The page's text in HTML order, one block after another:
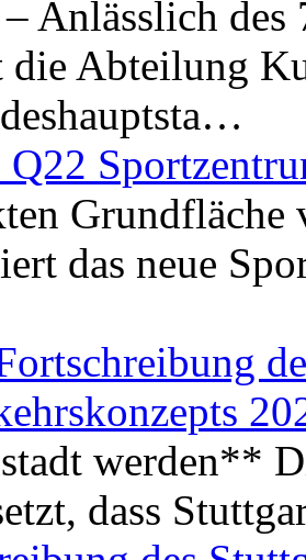
– Anlässlich
die Abteilung
Q22
Grundfläche
das neue
werden**
dass